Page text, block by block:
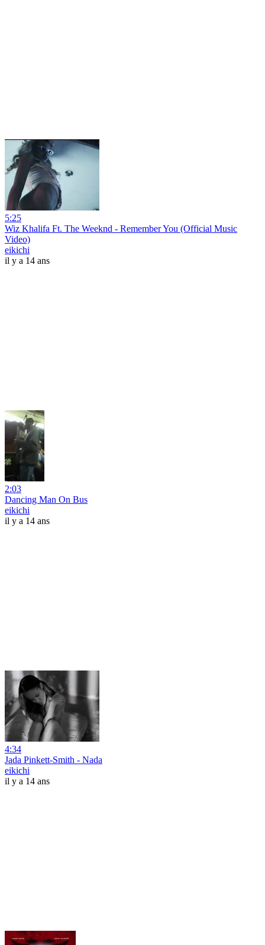
5:25
Wiz Khalifa Ft. The Weeknd - Remember You (Official Music
Video)
eikichi
il y a 14 ans
2:03
Dancing Man On Bus
eikichi
il y a 14 ans
4:34
Jada Pinkett-Smith - Nada
eikichi
il y a 14 ans